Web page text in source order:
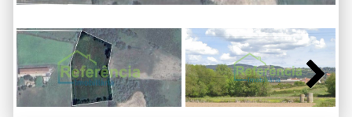
Next